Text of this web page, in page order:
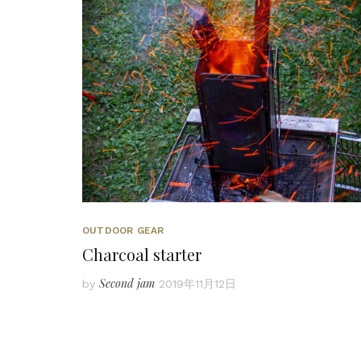
OUTDOOR GEAR
Charcoal starter
by Second jam 2019年11月12日